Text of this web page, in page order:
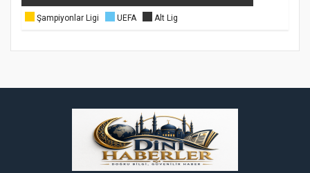
Şampiyonlar Ligi UEFA Alt Lig